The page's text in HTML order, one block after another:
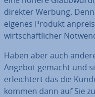
direkter Werbung.
eigenes Produkt
wirt­schaft­li­cher
Haben aber auch
Angebot gemacht und
er­leich­tert das die
kommen dann auf Sie